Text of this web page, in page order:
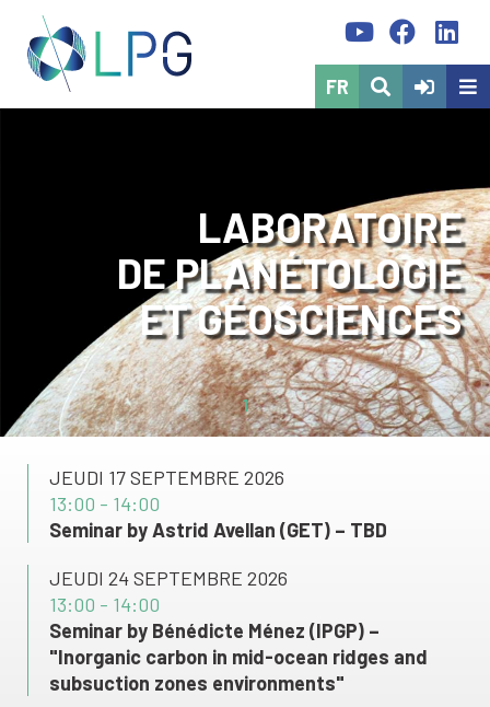
FR
LABORATOIRE
DE PLANÉTOLOGIE
ET GÉOSCIENCES
1
JEUDI 17 SEPTEMBRE 2026
13:00 - 14:00
Seminar by Astrid Avellan (GET) – TBD
JEUDI 24 SEPTEMBRE 2026
13:00 - 14:00
Seminar by Bénédicte Ménez (IPGP) –
"Inorganic carbon in mid-ocean ridges and
subsuction zones environments"